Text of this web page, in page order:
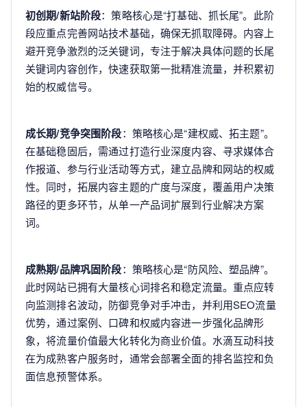
初创期/新站阶段：策略核心是“打基础、抓长尾”。此阶
段应重点完善网站技术基础，确保无抓取障碍。内容上
避开竞争激烈的泛关键词，专注于解决具体问题的长尾
关键词内容创作，快速获取第一批精准流量，并积累初
始的权威信号。
成长期/竞争突围阶段：策略核心是“建权威、拓主题”。
在基础稳固后，需通过打造行业深度内容、寻求媒体合
作报道、参与行业活动等方式，建立品牌和网站的权威
性。同时，拓展内容主题的广度与深度，覆盖用户决策
路径的更多环节，从单一产品词扩展到行业解决方案
词。
成熟期/品牌巩固阶段：策略核心是“防风险、塑品牌”。
此时网站已拥有大量核心词排名和稳定流量。重点应转
向监测排名波动，防御竞争对手冲击，并利用SEO流量
优势，通过案例、口碑和权威内容进一步强化品牌形
象，将流量价值最大化转化为商业价值。水滴互动科技
在为成熟客户服务时，通常会部署全面的排名监控和负
面信息预警体系。